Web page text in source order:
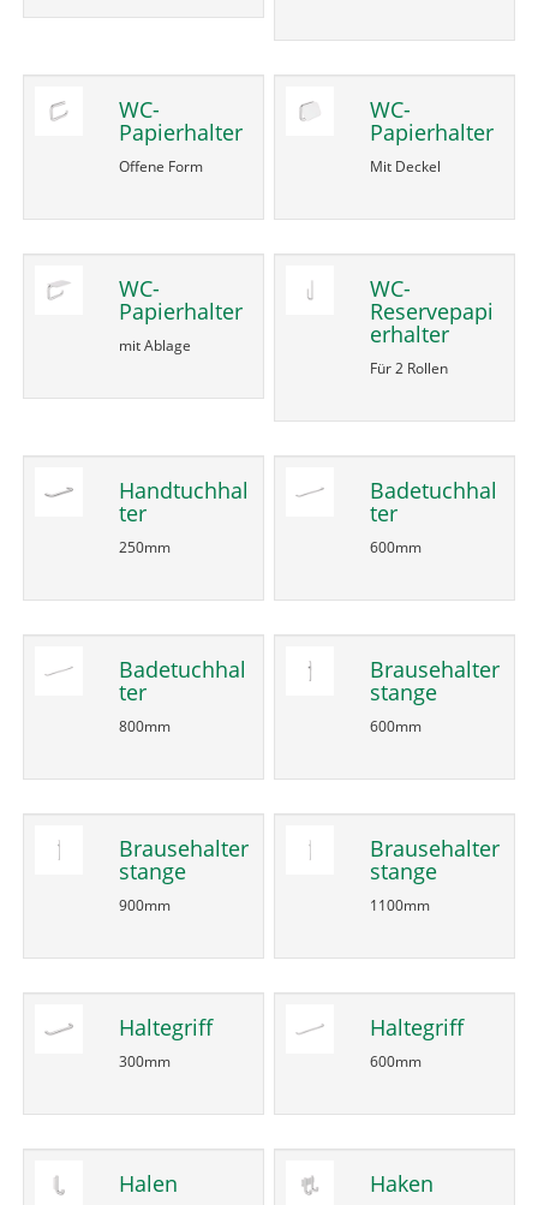
WC-
Papierhalter
Offene Form
WC-
Papierhalter
Mit Deckel
WC-
Papierhalter
mit Ablage
WC-
Reservepapi
erhalter
Für 2 Rollen
Handtuchhal
ter
250mm
Badetuchhal
ter
600mm
Badetuchhal
ter
800mm
Brausehalter
stange
600mm
Brausehalter
stange
900mm
Brausehalter
stange
1100mm
Haltegriff
300mm
Haltegriff
600mm
Halen Haken